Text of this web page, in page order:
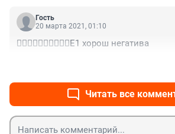
Гость
20 марта 2021, 01:10
🤦‍♂️🤦‍♂️🤦‍♂️🤦‍♂️🤦‍♂️Е1 хорош негатива
Читать все